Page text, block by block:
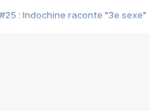
#25 : Indochine raconte "3e sexe"